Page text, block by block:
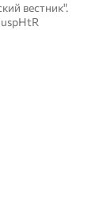
вестник".